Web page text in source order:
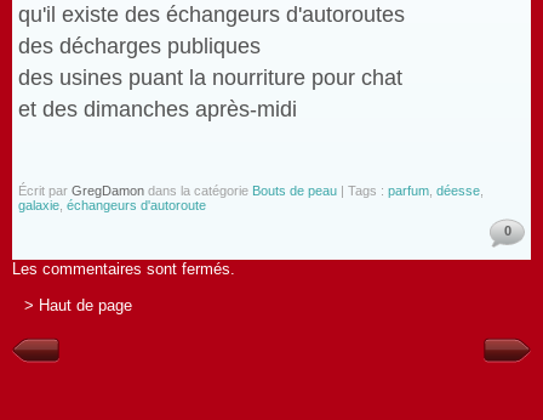
qu'il existe des échangeurs d'autoroutes
des décharges publiques
des usines puant la nourriture pour chat
et des dimanches après-midi
Écrit par GregDamon dans la catégorie Bouts de peau | Tags : parfum déesse
galaxie échangeurs d'autoroute
0
Les commentaires sont fermés.
> Haut de page